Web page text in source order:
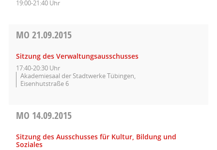
19:00-21:40 Uhr
MO 21.09.2015
Sitzung des Verwaltungsausschusses
17:40-20:30 Uhr
Akademiesaal der Stadtwerke Tübingen,
Eisenhutstraße 6
MO 14.09.2015
Sitzung des Ausschusses für Kultur, Bildung und
Soziales